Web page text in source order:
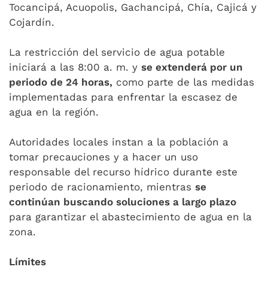
Tocancipá, Acuopolis, Gachancipá, Chía, Cajicá y
Cojardín.
La restricción del servicio de agua potable
iniciará a las 8:00 a. m. y se extenderá por un
periodo de 24 horas, como parte de las medidas
implementadas para enfrentar la escasez de
agua en la región.
Autoridades locales instan a la población a
tomar precauciones y a hacer un uso
responsable del recurso hídrico durante este
periodo de racionamiento, mientras se
continúan buscando soluciones a largo plazo
para garantizar el abastecimiento de agua en la
zona.
Límites